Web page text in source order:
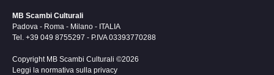
MB Scambi Culturali
Padova - Roma - Milano - ITALIA
Tel. +39 049 8755297 - P.IVA 03393770288
Copyright MB Scambi Culturali ©2026
Leggi la normativa sulla privacy